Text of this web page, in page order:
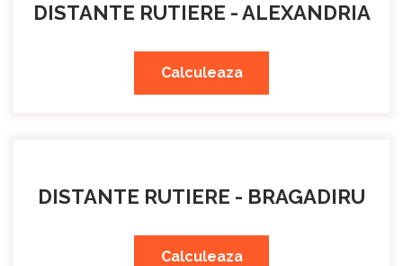
DISTANTE RUTIERE - ALEXANDRIA
Calculeaza
DISTANTE RUTIERE - BRAGADIRU
Calculeaza